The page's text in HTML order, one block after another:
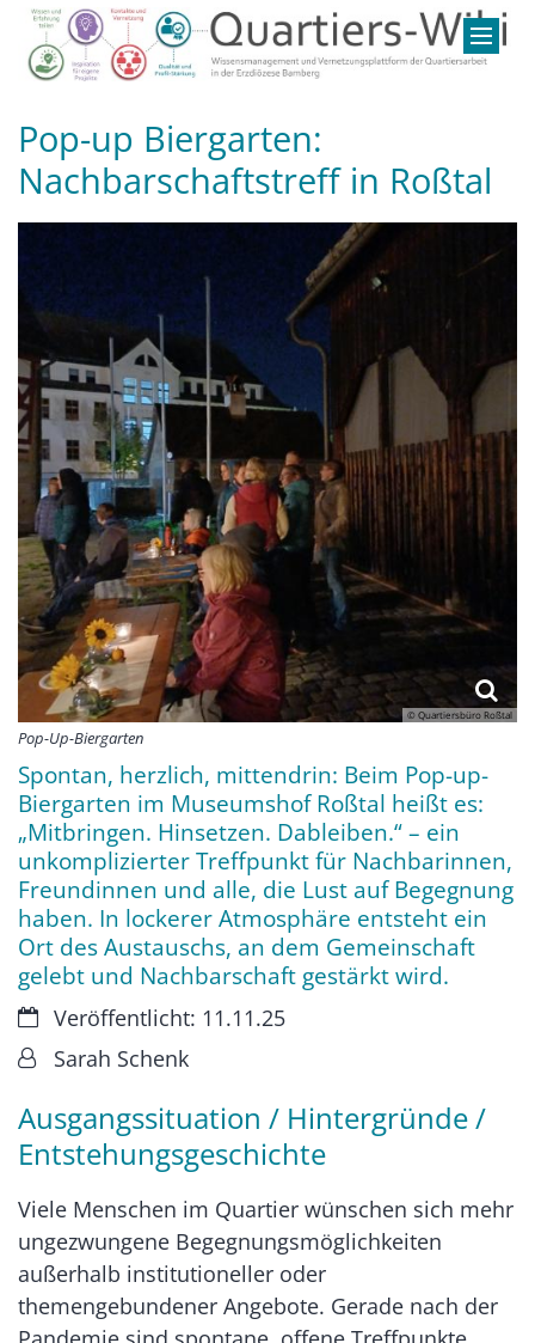
Zum Inhalt springen
Pop-up Biergarten:
Nachbarschaftstreff in Roßtal
© Quartiersbüro Roßtal
Pop-Up-Biergarten
Spontan, herzlich, mittendrin: Beim Pop-up-
Biergarten im Museumshof Roßtal heißt es:
„Mitbringen. Hinsetzen. Dableiben.“ – ein
unkomplizierter Treffpunkt für Nachbarinnen,
Freundinnen und alle, die Lust auf Begegnung
haben. In lockerer Atmosphäre entsteht ein
Ort des Austauschs, an dem Gemeinschaft
gelebt und Nachbarschaft gestärkt wird.
Datum:Veröffentlicht: 11.11.25
Von:Sarah Schenk
Ausgangssituation / Hintergründe /
Entstehungsgeschichte
Viele Menschen im Quartier wünschen sich mehr
ungezwungene Begegnungsmöglichkeiten
außerhalb institutioneller oder
themengebundener Angebote. Gerade nach der